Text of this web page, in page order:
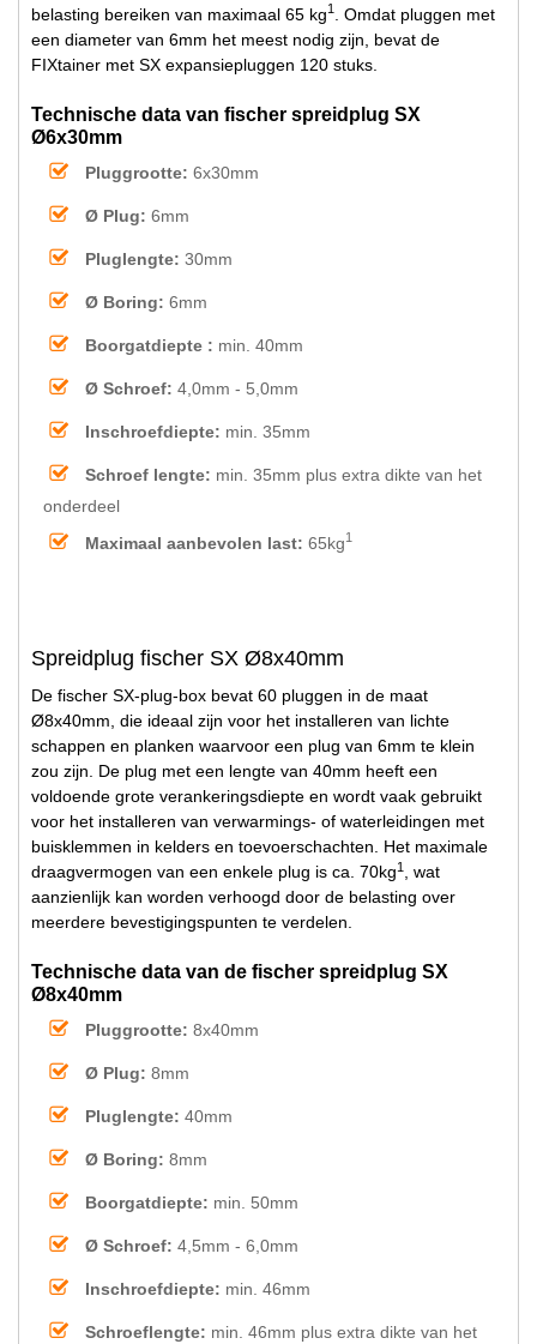
belasting bereiken van maximaal 65 kg1
. Omdat pluggen met
een diameter van 6mm het meest nodig zijn, bevat de
FIXtainer met SX expansiepluggen 120 stuks.
Technische data van fischer spreidplug SX
Ø6x30mm
Pluggrootte: 6x30mm
Ø Plug: 6mm
Pluglengte: 30mm
Ø Boring: 6mm
Boorgatdiepte : min. 40mm
Ø Schroef: 4,0mm - 5,0mm
Inschroefdiepte: min. 35mm
Schroef lengte: min. 35mm plus extra dikte van het
onderdeel
Maximaal aanbevolen last: 65kg1
Spreidplug fischer SX Ø8x40mm
De fischer SX-plug-box bevat 60 pluggen in de maat
Ø8x40mm, die ideaal zijn voor het installeren van lichte
schappen en planken waarvoor een plug van 6mm te klein
zou zijn. De plug met een lengte van 40mm heeft een
voldoende grote verankeringsdiepte en wordt vaak gebruikt
voor het installeren van verwarmings- of waterleidingen met
buisklemmen in kelders en toevoerschachten. Het maximale
draagvermogen van een enkele plug is ca. 70kg1 , wat
aanzienlijk kan worden verhoogd door de belasting over
meerdere bevestigingspunten te verdelen.
Technische data van de fischer spreidplug SX
Ø8x40mm
Pluggrootte: 8x40mm
Ø Plug: 8mm
Pluglengte: 40mm
Ø Boring: 8mm
Boorgatdiepte: min. 50mm
Ø Schroef: 4,5mm - 6,0mm
Inschroefdiepte: min. 46mm
Schroeflengte: min. 46mm plus extra dikte van het